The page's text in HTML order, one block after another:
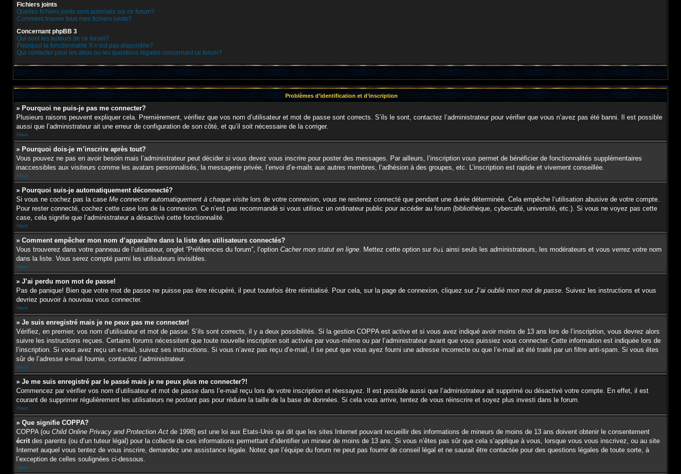
Fichiers joints
Quelles fichiers joints sont autorisés sur ce forum?
Comment trouver tous mes fichiers joints?
Concernant phpBB 3
Qui sont les auteurs de ce forum?
Pourquoi la fonctionnalité X n’est pas disponible?
Qui contacter pour les abus ou les questions légales concernant ce forum?
Problèmes d’identification et d’inscription
» Pourquoi ne puis-je pas me connecter?
Plusieurs raisons peuvent expliquer cela. Premièrement, vérifiez que vos nom d’utilisateur et mot de passe sont corrects. S’ils le sont, contactez l’administrateur pour vérifier que vous n’avez pas été banni. Il est possible
aussi que l’administrateur ait une erreur de configuration de son côté, et qu’il soit nécessaire de la corriger.
Haut
» Pourquoi dois-je m’inscrire après tout?
Vous pouvez ne pas en avoir besoin mais l’administrateur peut décider si vous devez vous inscrire pour poster des messages. Par ailleurs, l’inscription vous permet de bénéficier de fonctionnalités supplémentaires
inaccessibles aux visiteurs comme les avatars personnalisés, la messagerie privée, l’envoi d’e-mails aux autres membres, l’adhésion à des groupes, etc. L’inscription est rapide et vivement conseillée.
Haut
» Pourquoi suis-je automatiquement déconnecté?
Si vous ne cochez pas la case Me connecter automatiquement à chaque visite lors de votre connexion, vous ne resterez connecté que pendant une durée déterminée. Cela empêche l’utilisation abusive de votre compte.
Pour rester connecté, cochez cette case lors de la connexion. Ce n’est pas recommandé si vous utilisez un ordinateur public pour accéder au forum (bibliothèque, cybercafé, université, etc.). Si vous ne voyez pas cette
case, cela signifie que l’administrateur a désactivé cette fonctionnalité.
Haut
» Comment empêcher mon nom d’apparaître dans la liste des utilisateurs connectés?
Vous trouverez dans votre panneau de l’utilisateur, onglet “Préférences du forum”, l’option Cacher mon statut en ligne. Mettez cette option sur Oui ainsi seuls les administrateurs, les modérateurs et vous verrez votre nom
dans la liste. Vous serez compté parmi les utilisateurs invisibles.
Haut
» J’ai perdu mon mot de passe!
Pas de panique! Bien que votre mot de passe ne puisse pas être récupéré, il peut toutefois être réinitialisé. Pour cela, sur la page de connexion, cliquez sur J’ai oublié mon mot de passe. Suivez les instructions et vous
devriez pouvoir à nouveau vous connecter.
Haut
» Je suis enregistré mais je ne peux pas me connecter!
Vérifiez, en premier, vos nom d’utilisateur et mot de passe. S’ils sont corrects, il y a deux possibilités. Si la gestion COPPA est active et si vous avez indiqué avoir moins de 13 ans lors de l’inscription, vous devrez alors
suivre les instructions reçues. Certains forums nécessitent que toute nouvelle inscription soit activée par vous-même ou par l’administrateur avant que vous puissiez vous connecter. Cette information est indiquée lors de
l’inscription. Si vous avez reçu un e-mail, suivez ses instructions. Si vous n’avez pas reçu d’e-mail, il se peut que vous ayez fourni une adresse incorrecte ou que l’e-mail ait été traité par un filtre anti-spam. Si vous êtes
sûr de l’adresse e-mail fournie, contactez l’administrateur.
Haut
» Je me suis enregistré par le passé mais je ne peux plus me connecter?!
Commencez par vérifier vos nom d’utilisateur et mot de passe dans l’e-mail reçu lors de votre inscription et réessayez. Il est possible aussi que l’administrateur ait supprimé ou désactivé votre compte. En effet, il est
courant de supprimer régulièrement les utilisateurs ne postant pas pour réduire la taille de la base de données. Si cela vous arrive, tentez de vous réinscrire et soyez plus investi dans le forum.
Haut
» Que signifie COPPA?
COPPA (ou Child Online Privacy and Protection Act de 1998) est une loi aux Etats-Unis qui dit que les sites Internet pouvant recueillir des informations de mineurs de moins de 13 ans doivent obtenir le consentement
écritdes parents (ou d’un tuteur légal) pour la collecte de ces informations permettant d’identifier un mineur de moins de 13 ans. Si vous n’êtes pas sûr que cela s’applique à vous, lorsque vous vous inscrivez, ou au site
Internet auquel vous tentez de vous inscrire, demandez une assistance légale. Notez que l’équipe du forum ne peut pas fournir de conseil légal et ne saurait être contactée pour des questions légales de toute sorte, à
l’exception de celles soulignées ci-dessous.
Haut